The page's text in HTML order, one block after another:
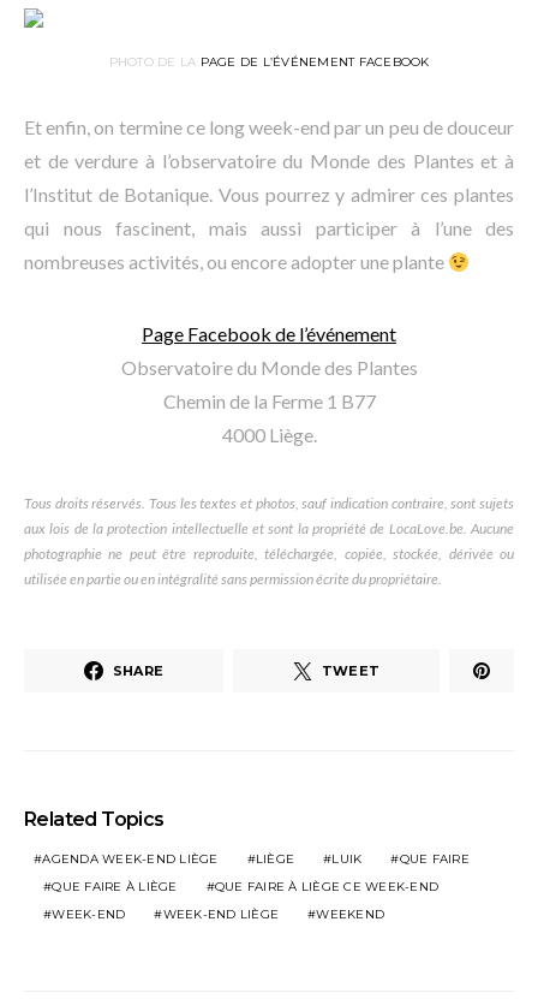
PHOTO DE LA PAGE DE L’ÉVÉNEMENT FACEBOOK
Et enfin, on termine ce long week-end par un peu de douceur
et de verdure à l’observatoire du Monde des Plantes et à
l’Institut de Botanique. Vous pourrez y admirer ces plantes
qui nous fascinent, mais aussi participer à l’une des
nombreuses activités, ou encore adopter une plante
Page Facebook de l’événement
Observatoire du Monde des Plantes
Chemin de la Ferme 1 B77
4000 Liège.
Tous droits réservés. Tous les textes et photos, sauf indication contraire, sont sujets
aux lois de la protection intellectuelle et sont la propriété de LocaLove.be. Aucune
photographie ne peut être reproduite, téléchargée, copiée, stockée, dérivée ou
utilisée en partie ou en intégralité sans permission écrite du propriétaire.
SHARE TWEET
Related Topics
AGENDA WEEK-END LIÈGE LIÈGE LUIK
QUE FAIRE
QUE FAIRE À LIÈGE
QUE FAIRE À LIÈGE CE WEEK-END
WEEK-END
WEEK-END LIÈGE WEEKEND